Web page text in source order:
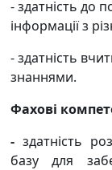
- здатність до
інформації з
- здатність
знаннями.
Фахові
- здатність
базу для